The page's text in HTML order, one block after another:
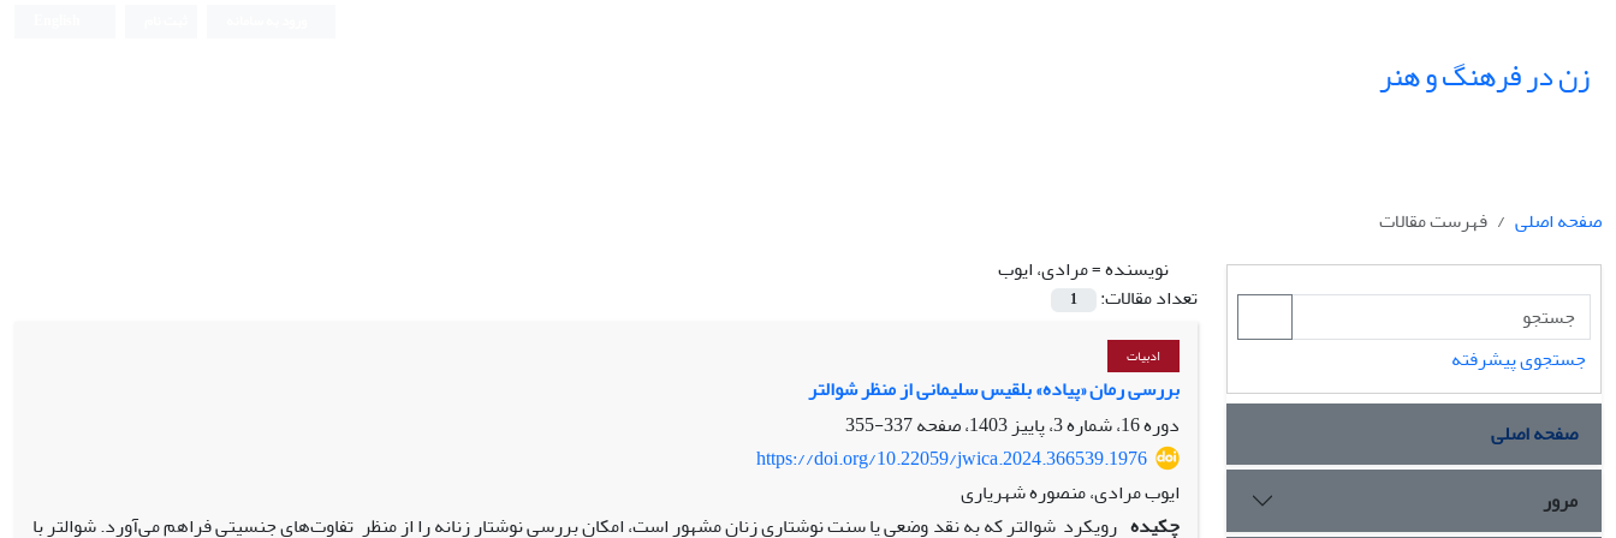
زن در فرهنگ و هنر
صفحه اصلی
فهرست مقالات
نویسنده =مرادی، ایوب
تعداد مقالات:
1
ادبیات
بررسی رمان «پیاده» بلقیس سلیمانی از منظر شوالتر
دوره 16، شماره 3، پاییز 1403، صفحه
337-355
https://doi.org/10.22059/jwica.2024.366539.1976
ایوب مرادی، منصوره شهریاری
چکیده رویکرد شوالتر که به نقد وضعی یا سنت نوشتاری زنان مشهور است، امکان بررسی نوشتار زنانه را از منظر تفاوت‌های جنسیتی فراهم می‌آورد. شوالتر با
جستجوی پیشرفته
صفحه اصلی
مرور